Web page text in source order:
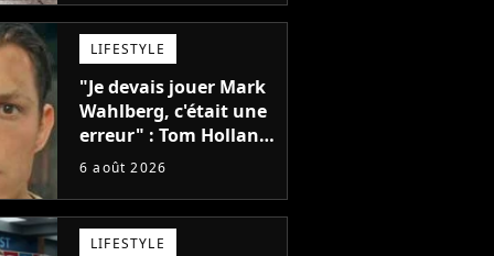
et je ne sais pas quoi
en penser
LIFESTYLE
"Je devais jouer Mark
Wahlberg, c'était une
erreur" : Tom Holland,
la star de Spider-Man,
blockbuster
6 août 2026
LIFESTYLE